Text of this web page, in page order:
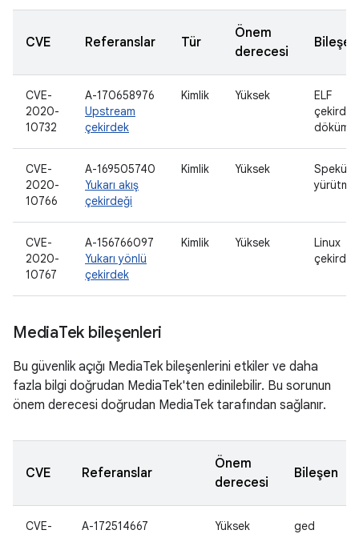
CVE Referanslar Tür
Önem
derecesi
Bileşen
CVE-
2020-
10732
A-170658976
Upstream
çekirdek
Kimlik Yüksek
ELF
çekirdek
CVE-
2020-
10766
A-169505740
Yukarı akış
çekirdeği
Kimlik Yüksek
yürütme
CVE-
2020-
10767
A-156766097
Yukarı yönlü
çekirdek
Kimlik Yüksek
Linux
MediaTek bileşenleri
Bu güvenlik açığı MediaTek bileşenlerini etkiler ve daha
fazla bilgi doğrudan MediaTek'ten edinilebilir. Bu sorunun
önem derecesi doğrudan MediaTek tarafından sağlanır.
CVE Referanslar
Önem
derecesi
Bileşen
CVE-
A-172514667
Yüksek ged